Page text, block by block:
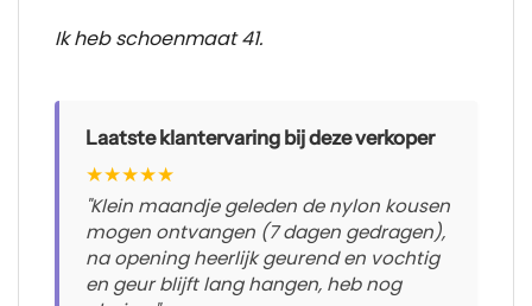
Ik heb schoenmaat 41.
Laatste klantervaring bij deze verkoper
★★★★★
"Klein maandje geleden de nylon kousen
mogen ontvangen (7 dagen gedragen),
na opening heerlijk geurend en vochtig
en geur blijft lang hangen, heb nog